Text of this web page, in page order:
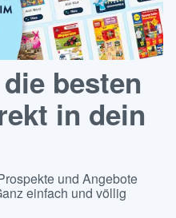
besten
in dein
und Angebote
einfach und völlig